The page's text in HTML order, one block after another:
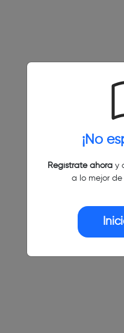
¡No
Regístrate ahoray
a lo mejor de